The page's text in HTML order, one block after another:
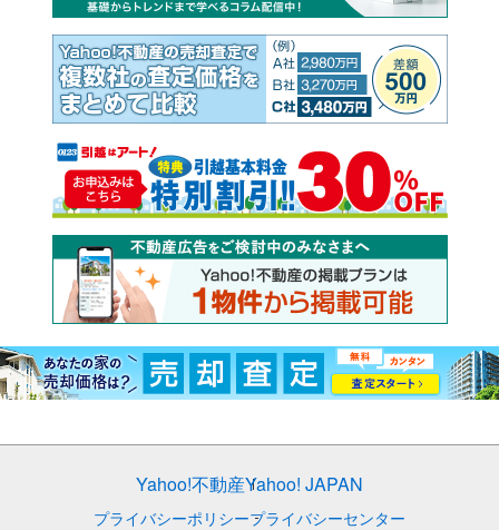
Yahoo!不動産Yahoo! JAPAN
プライバシーポリシープライバシーセンター